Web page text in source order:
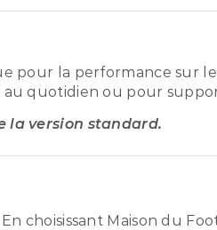
pour la performance sur
quotidien ou pour
la version standard.
En choisissant Maison du